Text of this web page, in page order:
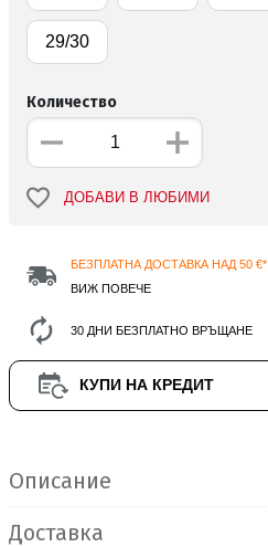
29/30
Количество
ДОБАВИ В ЛЮБИМИ
БЕЗПЛАТНА ДОСТАВКА НАД 50 €*
ВИЖ ПОВЕЧЕ
30 ДНИ БЕЗПЛАТНО ВРЪЩАНЕ
КУПИ НА КРЕДИТ
Описание
Доставка